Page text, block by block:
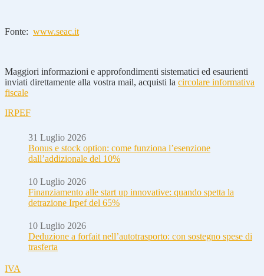
Fonte: www.seac.it
Maggiori informazioni e approfondimenti sistematici ed esaurienti
inviati direttamente alla vostra mail, acquisti la circolare informativa
fiscale
IRPEF
31 Luglio 2026
Bonus e stock option: come funziona l’esenzione
dall’addizionale del 10%
10 Luglio 2026
Finanziamento alle start up innovative: quando spetta la
detrazione Irpef del 65%
10 Luglio 2026
Deduzione a forfait nell’autotrasporto: con sostegno spese di
trasferta
IVA